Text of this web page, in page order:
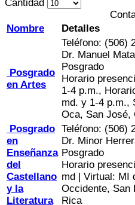
Cantidad
Nombre
Detalles
Posgrado
en Artes
Teléfono: (506)
Dr. Manuel
Posgrado
Horario
1-4 p.m.,
md. y 1-4 p.m.,
Oca, San José,
Posgrado
en
Enseñanza
del
Castellano
y la
Literatura
Teléfono: (506)
Dr. Minor
Posgrado
Horario
md | Virtual: MI
Occidente, San
Rica